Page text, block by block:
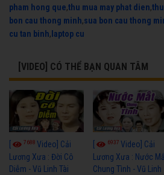
pham hong que,thu mua may phat dien,
bon cau thong minh,sua bon cau thong
cu tan binh, laptop cu
[VIDEO] CÓ THỂ BẠN QUAN TÂM
7688 Video] Cải
Lương Xưa : Đời Cô
Diễm - Vũ Linh Tài
6937Video] Cải
Lương Xưa : Nước
Chung Tình - Vũ Linh